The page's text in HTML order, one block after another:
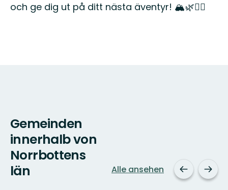
och ge dig ut på ditt nästa äventyr! 🏔️🌿🚶‍♂️
Gemeinden
innerhalb von
Norrbottens
län
Alle ansehen